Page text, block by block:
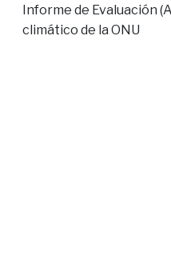
Informe de Evaluación
climático de la ONU